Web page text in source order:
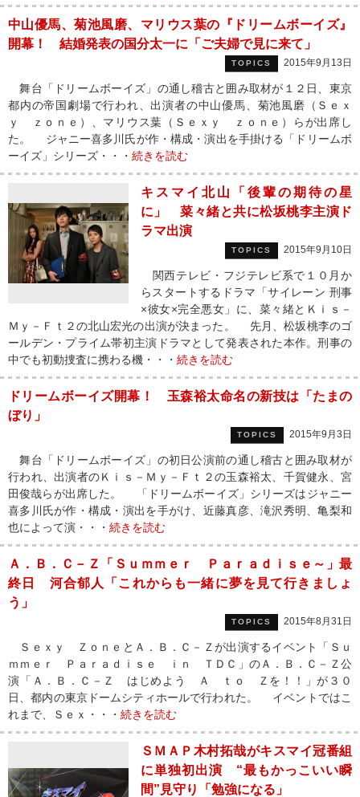
中山優馬、菊池風磨、マリウス葉の『ドリームボーイズ』
開幕！ 結婚発表の国分太一に「ご夫婦で見に来て」
TOPICS 2015年9月13日
舞台「ドリームボーイズ」の通し稽古と囲み取材が１２日、東京
都内の帝国劇場で行われ、出演者の中山優馬、菊池風磨（Ｓｅｘ
ｙ ｚｏｎｅ）、マリウス葉（Ｓｅｘｙ ｚｏｎｅ）らが出席し
た。 ジャニー喜多川氏が作・構成・演出を手掛ける「ドリームボ
ーイズ」シリーズ・・・ 続きを読む
キスマイ北山「後輩の期待の星
に」 菜々緒と共に松坂桃李主演ド
ラマ出演
TOPICS 2015年9月10日
関西テレビ・フジテレビ系で１０月か
らスタートするドラマ「サイレーン 刑事
×彼女×完全悪女」に、菜々緒とＫｉｓ－
Ｍｙ－Ｆｔ２の北山宏光の出演が決まった。 先月、松坂桃李のゴ
ールデン・プライム帯初主演ドラマとして発表された本作。刑事の
中でも初動捜査に携わる機・・・ 続きを読む
ドリームボーイズ開幕！ 玉森裕太命名の新技は「たまの
ぼり」
TOPICS 2015年9月3日
舞台「ドリームボーイズ」の初日公演前の通し稽古と囲み取材が
行われ、出演者のＫｉｓ－Ｍｙ－Ｆｔ２の玉森裕太、千賀健永、宮
田俊哉らが出席した。 「ドリームボーイズ」シリーズはジャニー
喜多川氏が作・構成・演出を手がけ、近藤真彦、滝沢秀明、亀梨和
也によって演・・・ 続きを読む
Ａ．Ｂ．Ｃ－Ｚ「Ｓｕｍｍｅｒ Ｐａｒａｄｉｓｅ～」最
終日 河合郁人「これからも一緒に夢を見て行きましょ
う」
TOPICS 2015年8月31日
Ｓｅｘｙ ＺｏｎｅとＡ．Ｂ．Ｃ－Ｚが出演するイベント「Ｓｕ
ｍｍｅｒ Ｐａｒａｄｉｓｅ ｉｎ ＴＤＣ」のＡ．Ｂ．Ｃ－Ｚ公
演「Ａ．Ｂ．Ｃ－Ｚ はじめよう Ａ ｔｏ Ｚを！！」が３０
日、都内の東京ドームシティホールで行われた。 イベントではこ
れまで、Ｓｅｘ・・・ 続きを読む
ＳＭＡＰ木村拓哉がキスマイ冠番組
に単独初出演 “最もかっこいい瞬
間”見守り「勉強になる」